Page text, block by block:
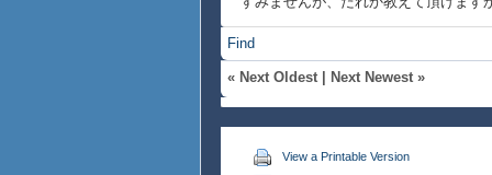
Find
« Next Oldest Next Newest »
View a Printable Version